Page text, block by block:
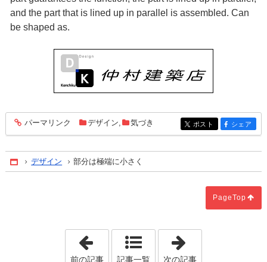
and the part that is lined up in parallel is assembled. Can
be shaped as.
entry1959
パーマリンク デザイン, 気づき entry1959
ポスト entry1959
シェア
Home
デザイン 部分は極端に小さく
PageTop
「小規模な部分と全体」
前の記事 記事一覧 次の記事